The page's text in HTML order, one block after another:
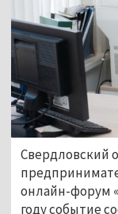
Свердловский
онлайн-форум
году событие